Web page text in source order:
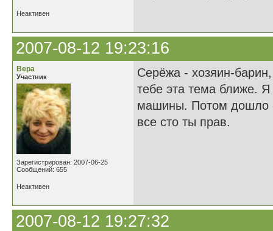
Неактивен
2007-08-12 19:23:16
Вера
Участник
Зарегистрирован: 2007-06-25
Сообщений: 655
Серёжа - хозяин-
тебе эта тема ближе.
машины. Потом дошло
все сто ты прав.
Неактивен
2007-08-12 19:27:32